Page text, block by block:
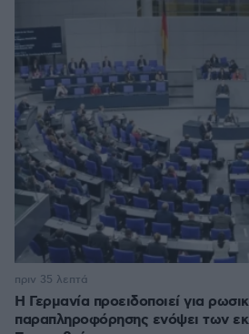
Η Γερμανία προειδοποιεί για
παραπληροφόρησης ενόψει των
πριν 35 λεπτά